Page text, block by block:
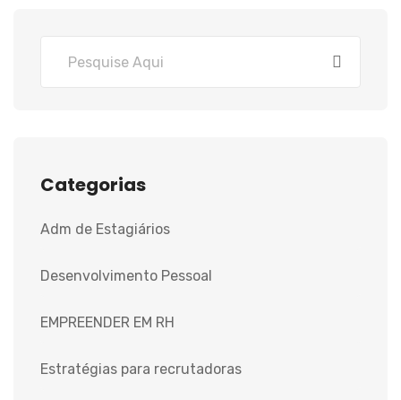
Categorias
Adm de Estagiários
Desenvolvimento Pessoal
EMPREENDER EM RH
Estratégias para recrutadoras